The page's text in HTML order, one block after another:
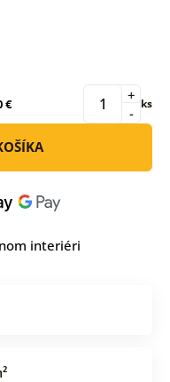
€ -
+ ks
interiéri